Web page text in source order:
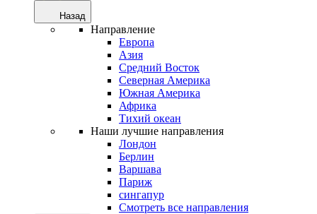
Назад
Направление
Европа
Азия
Средний Восток
Северная Америка
Южная Америка
Африка
Тихий океан
Наши лучшие направления
Лондон
Берлин
Варшава
Париж
сингапур
Смотреть все направления